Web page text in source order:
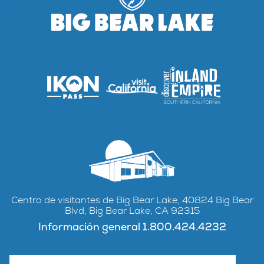
Centro de visitantes de Big Bear Lake, 40824 Big Bear
Blvd, Big Bear Lake, CA 92315
Información general 1.800.424.4232